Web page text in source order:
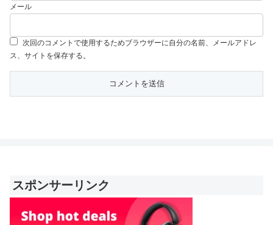
メール
次回のコメントで使用するためブラウザーに自分の名前、メールアドレ
ス、サイトを保存する。
スポンサーリンク